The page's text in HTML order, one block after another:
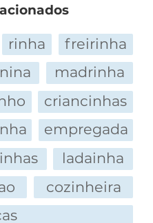
rinha
freirinha
madrinha
criancinhas
empregada
ladainha
cozinheira